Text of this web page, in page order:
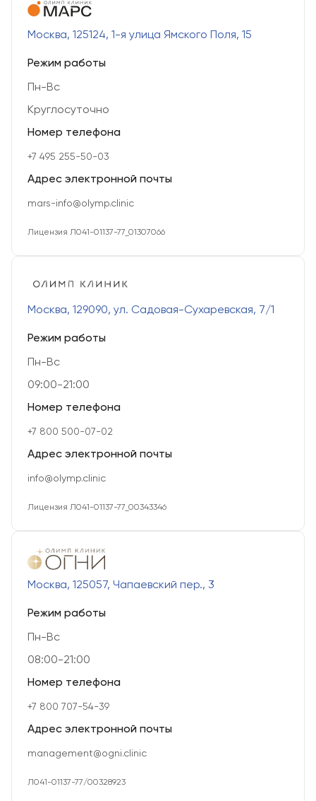
Москва, 125124, 1-я улица Ямского Поля, 15
Режим работы
Пн-Вс
Круглосуточно
Номер телефона
+7 495 255-50-03
Адрес электронной почты
mars-info@olymp.clinic
Лицензия Л041-01137-77_01307066
Москва, 129090, ул. Садовая-Сухаревская, 7/1
Режим работы
Пн-Вс
09:00-21:00
Номер телефона
+7 800 500-07-02
Адрес электронной почты
info@olymp.clinic
Лицензия Л041-01137-77_00343346
Москва, 125057, Чапаевский пер., 3
Режим работы
Пн-Вс
08:00-21:00
Номер телефона
+7 800 707-54-39
Адрес электронной почты
management@ogni.clinic
Л041-01137-77/00328923